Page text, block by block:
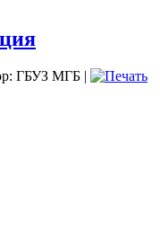
ГБУЗ МГБ |